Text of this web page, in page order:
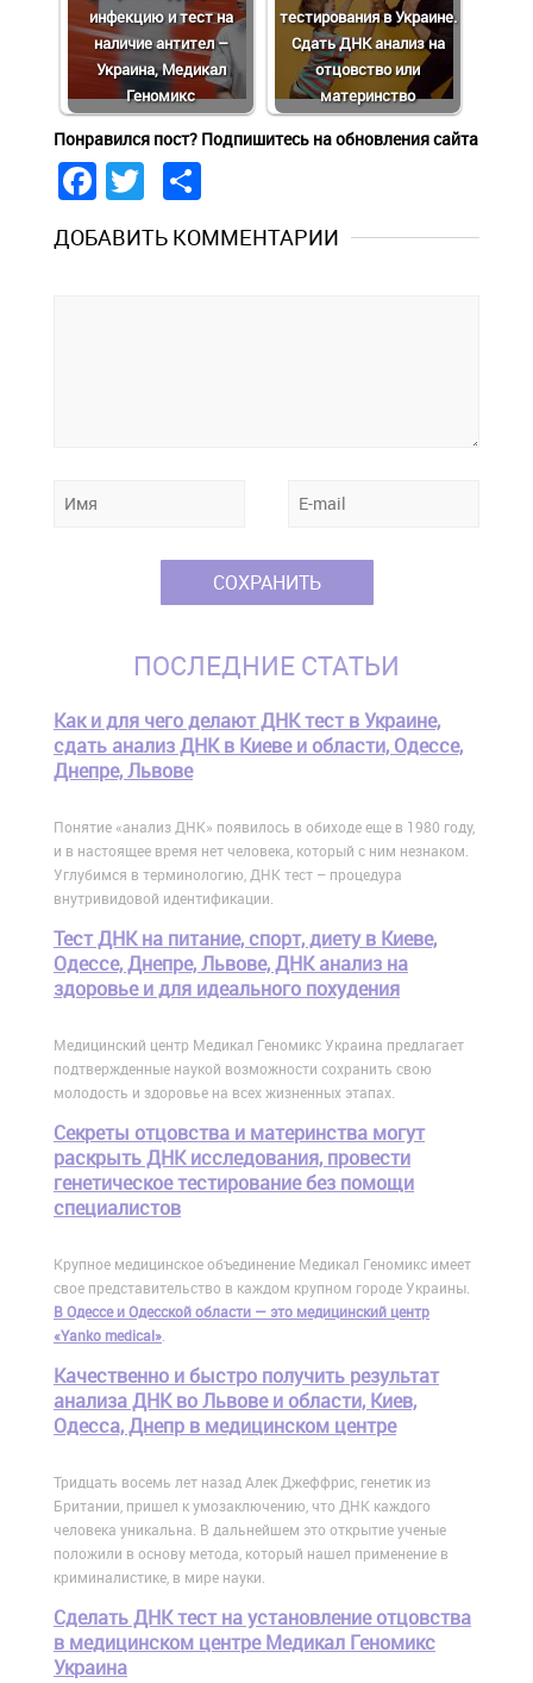
инфекцию и тест на
наличие антител –
Украина, Медикал
Геномикс
тестирования в Украине.
Сдать ДНК анализ на
отцовство или
материнство
Понравился пост? Подпишитесь на обновления сайта
Facebook
Twitter
ДОБАВИТЬ КОММЕНТАРИИ
ПОСЛЕДНИЕ СТАТЬИ
Как и для чего делают ДНК тест в Украине,
сдать анализ ДНК в Киеве и области, Одессе,
Днепре, Львове
Понятие «анализ ДНК» появилось в обиходе еще в 1980 году,
и в настоящее время нет человека, который с ним незнаком.
Углубимся в терминологию, ДНК тест – процедура
внутривидовой идентификации.
Тест ДНК на питание, спорт, диету в Киеве,
Одессе, Днепре, Львове, ДНК анализ на
здоровье и для идеального похудения
Медицинский центр Медикал Геномикс Украина предлагает
подтвержденные наукой возможности сохранить свою
молодость и здоровье на всех жизненных этапах.
Cекреты отцовства и материнства могут
раскрыть ДНК исследования, провести
генетическое тестирование без помощи
специалистов
Крупное медицинское объединение Медикал Геномикс имеет
свое представительство в каждом крупном городе Украины.
В Одессе и Одесской области — это медицинский центр
«Yanko medical».
Качественно и быстро получить результат
анализа ДНК во Львове и области, Киев,
Одесса, Днепр в медицинском центре
Тридцать восемь лет назад Алек Джеффрис, генетик из
Британии, пришел к умозаключению, что ДНК каждого
человека уникальна. В дальнейшем это открытие ученые
положили в основу метода, который нашел применение в
криминалистике, в мире науки.
Сделать ДНК тест на установление отцовства
в медицинском центре Медикал Геномикс
Украина